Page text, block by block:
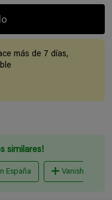
más de 7 días,
similares!
España Vanish